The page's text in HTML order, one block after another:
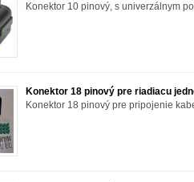
Konektor 10 pinový, s univerzálnym
Konektor 18 pinový pre riadiacu
Konektor 18 pinový pre pripojenie